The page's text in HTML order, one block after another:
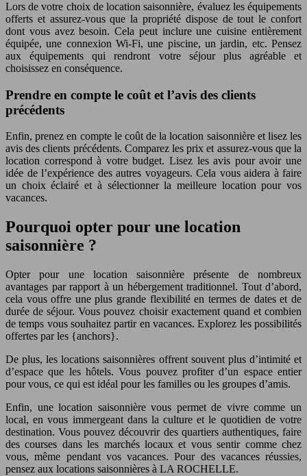
Lors de votre choix de location saisonnière, évaluez les équipements
offerts et assurez-vous que la propriété dispose de tout le confort
dont vous avez besoin. Cela peut inclure une cuisine entièrement
équipée, une connexion Wi-Fi, une piscine, un jardin, etc. Pensez
aux équipements qui rendront votre séjour plus agréable et
choisissez en conséquence.
Prendre en compte le coût et l’avis des clients
précédents
Enfin, prenez en compte le coût de la location saisonnière et lisez les
avis des clients précédents. Comparez les prix et assurez-vous que la
location correspond à votre budget. Lisez les avis pour avoir une
idée de l’expérience des autres voyageurs. Cela vous aidera à faire
un choix éclairé et à sélectionner la meilleure location pour vos
vacances.
Pourquoi opter pour une location
saisonnière ?
Opter pour une location saisonnière présente de nombreux
avantages par rapport à un hébergement traditionnel. Tout d’abord,
cela vous offre une plus grande flexibilité en termes de dates et de
durée de séjour. Vous pouvez choisir exactement quand et combien
de temps vous souhaitez partir en vacances. Explorez les possibilités
offertes par les {anchors}.
De plus, les locations saisonnières offrent souvent plus d’intimité et
d’espace que les hôtels. Vous pouvez profiter d’un espace entier
pour vous, ce qui est idéal pour les familles ou les groupes d’amis.
Enfin, une location saisonnière vous permet de vivre comme un
local, en vous immergeant dans la culture et le quotidien de votre
destination. Vous pouvez découvrir des quartiers authentiques, faire
des courses dans les marchés locaux et vous sentir comme chez
vous, même pendant vos vacances. Pour des vacances réussies,
pensez aux locations saisonnières à LA ROCHELLE.